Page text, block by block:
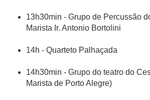
13h30min - Grupo de Percussão
Marista Ir. Antonio Bortolini
14h - Quarteto Palhaçada
14h30min - Grupo do teatro do
Marista de Porto Alegre)